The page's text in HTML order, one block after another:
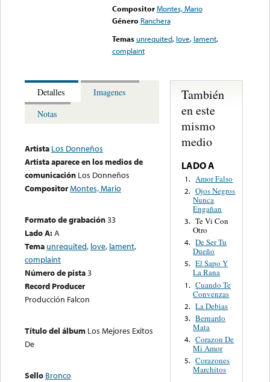
Compositor Montes, Mario
Género Ranchera
Temas unrequited, love, lament,
complaint
Detalles
Imagenes
Notas
Artista Los Donneños
Artista aparece en los medios de
comunicación Los Donneños
CompositorMontes, Mario
Formato de grabación33
Lado A:A
Tema unrequited, love, lament,
complaint
Número de pista3
Record Producer
Producción Falcon
Título del álbum Los Mejores Exitos
De
Sello Bronco
También
en este
mismo
medio
LADO A
1. Amor Falso
2. Ojos Negros
Nunca
Engañan
3. Te Vi Con
Otro
4. De Ser Tu
Dueño
5. El Sapo Y
La Rana
1. Cuando Te
Convenzas
2. La Debias
3. Bernardo
Mata
4. Corazon De
Mi Amor
5. Corazones
Marchitos